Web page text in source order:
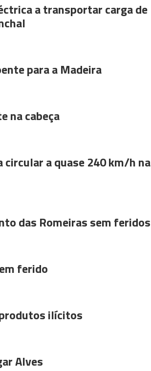
a transportar carga de
para a Madeira
na cabeça
a quase 240 km/h na
das Romeiras sem feridos
ferido
ilícitos
Alves